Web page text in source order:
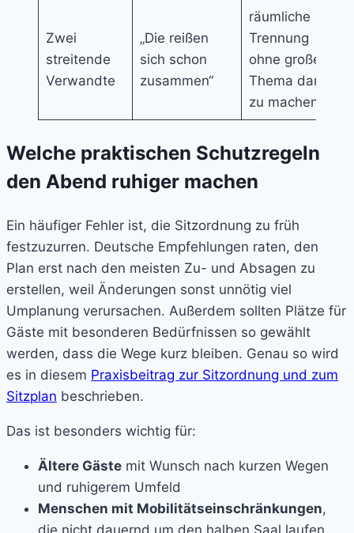
Zwei
streitende
Verwandte
„Die reißen
sich schon
zusammen“
räumliche
Trennung
ohne großes
Thema daraus
zu machen
Welche praktischen Schutzregeln
den Abend ruhiger machen
Ein häufiger Fehler ist, die Sitzordnung zu früh
festzuzurren. Deutsche Empfehlungen raten, den
Plan erst nach den meisten Zu- und Absagen zu
erstellen, weil Änderungen sonst unnötig viel
Umplanung verursachen. Außerdem sollten Plätze für
Gäste mit besonderen Bedürfnissen so gewählt
werden, dass die Wege kurz bleiben. Genau so wird
es in diesem Praxisbeitrag zur Sitzordnung und zum
Sitzplan beschrieben.
Das ist besonders wichtig für:
Ältere Gäste mit Wunsch nach kurzen Wegen
und ruhigerem Umfeld
Menschen mit Mobilitätseinschränkungen,